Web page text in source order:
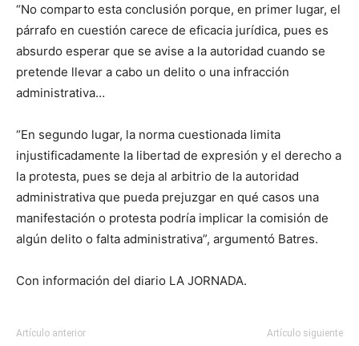
“No comparto esta conclusión porque, en primer lugar, el
párrafo en cuestión carece de eficacia jurídica, pues es
absurdo esperar que se avise a la autoridad cuando se
pretende llevar a cabo un delito o una infracción
administrativa…
“En segundo lugar, la norma cuestionada limita
injustificadamente la libertad de expresión y el derecho a
la protesta, pues se deja al arbitrio de la autoridad
administrativa que pueda prejuzgar en qué casos una
manifestación o protesta podría implicar la comisión de
algún delito o falta administrativa”, argumentó Batres.
Con información del diario LA JORNADA.
Artículo anterior Artículo siguiente